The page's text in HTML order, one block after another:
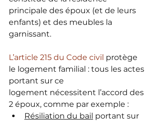
principale des époux (et de leurs
enfants) et des meubles la
garnissant.
L’article 215 du Code civil protège
le logement familial : tous les actes
portant sur ce
logement nécessitent l’accord des
2 époux, comme par exemple :
Résiliation du bail portant sur